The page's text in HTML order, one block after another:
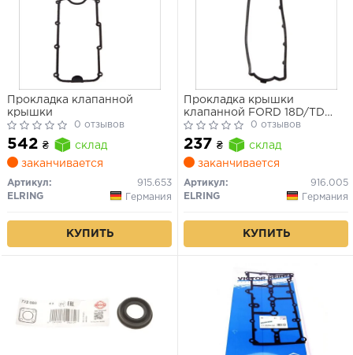
Прокладка клапанной
крышки
0 отзывов
542 ₴
склад
заканчивается
Артикул:
915.653
ELRING
Германия
КУПИТЬ
Прокладка крышки
клапанной FORD 18D/TD
(прво Elring)0 отзывов
237 ₴
склад
заканчивается
Артикул:
916.005
ELRING
Германия
КУПИТЬ